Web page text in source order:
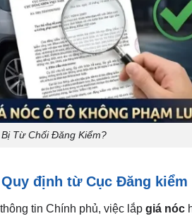
Từ Chối Đăng Kiểm?
định từ Cục Đăng kiểm
tin Chính phủ, việc lắp giá nóc